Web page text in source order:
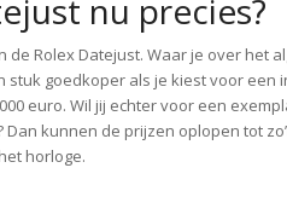
nu precies?
Rolex Datejust. Waar je over het
stuk goedkoper als je kiest voor een
euro. Wil jij echter voor een
kunnen de prijzen oplopen tot
horloge.